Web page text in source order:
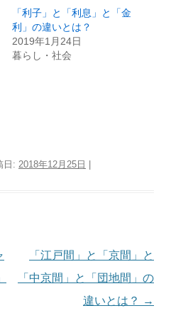
「利子」と「利息」と「金
利」の違いとは？
2019年1月24日
暮らし・社会
日: 2018年12月25日
「江戸間」と「京間」と
「中京間」と「団地間」の
違いとは？
→